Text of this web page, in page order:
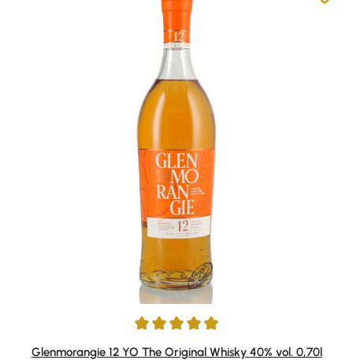
Durchschnittliche Bewertung von 4.94 von 5 Sternen
Glenmorangie 12 YO The Original Whisky 40% vol. 0,70l